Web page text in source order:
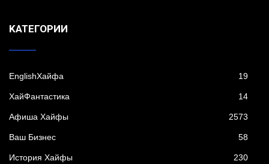
KАТЕГОРИИ
EnglishХайфа 19
XайФантастика 14
Афиша Хайфы 2573
Ваш Бизнес 58
История Хайфы 230